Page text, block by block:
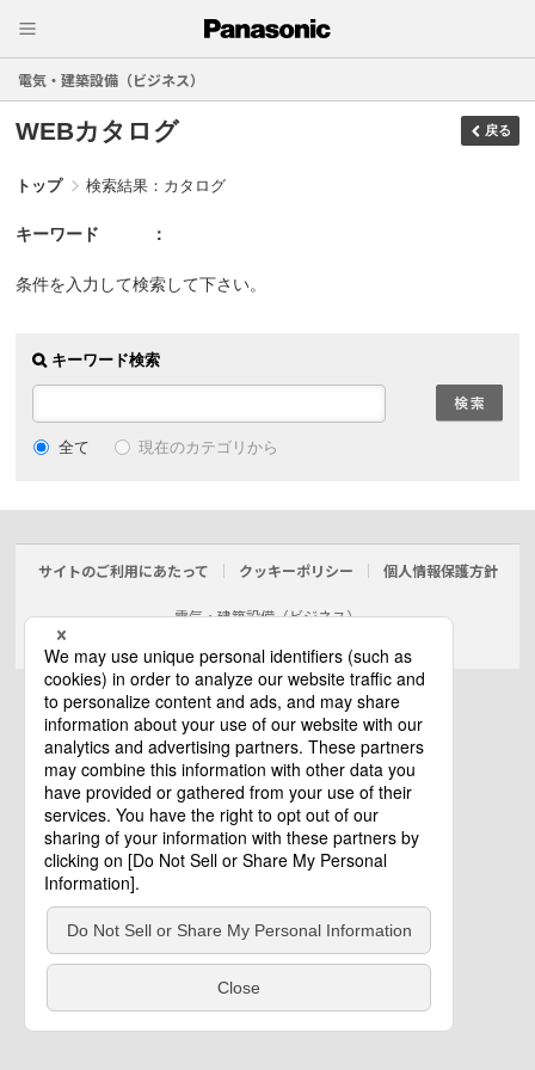
電気・建築設備（ビジネス）
WEBカタログ 戻る
トップ 検索結果：カタログ
キーワード
条件を入力して検索して下さい。
キーワード検索
全て 現在のカテゴリから
サイトのご利用にあたって クッキーポリシー 個人情報保護方針
電気・建築設備（ビジネス）